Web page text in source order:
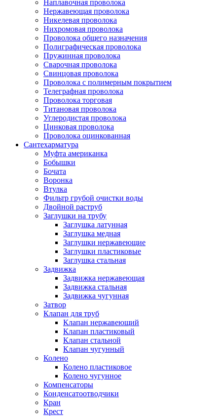
Наплавочная проволока
Нержавеющая проволока
Никелевая проволока
Нихромовая проволока
Проволока общего назначения
Полиграфическая проволока
Пружинная проволока
Сварочная проволока
Свинцовая проволока
Проволока с полимерным покрытием
Телеграфная проволока
Проволока торговая
Титановая проволока
Углеродистая проволока
Цинковая проволока
Проволока оцинкованная
Сантехарматура
Муфта американка
Бобышки
Бочата
Воронка
Втулка
Фильтр грубой очистки воды
Двойной раструб
Заглушки на трубу
Заглушка латунная
Заглушка медная
Заглушки нержавеющие
Заглушки пластиковые
Заглушка стальная
Задвижка
Задвижка нержавеющая
Задвижка стальная
Задвижка чугунная
Затвор
Клапан для труб
Клапан нержавеющий
Клапан пластиковый
Клапан стальной
Клапан чугунный
Колено
Колено пластиковое
Колено чугунное
Компенсаторы
Конденсатоотводчики
Кран
Крест